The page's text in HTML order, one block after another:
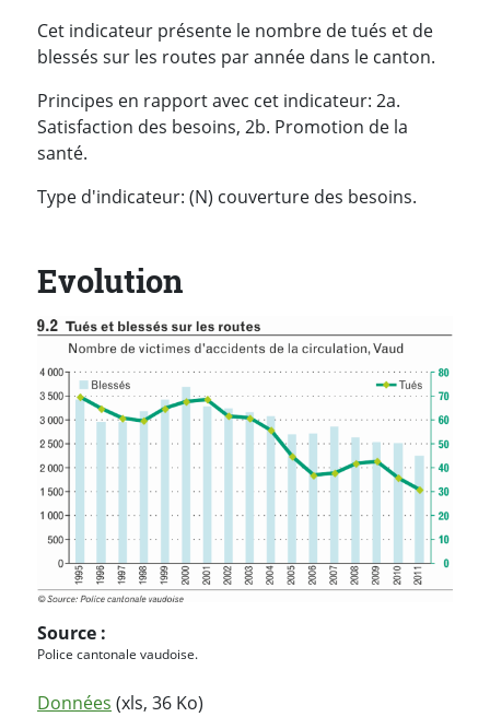
Cet indicateur présente le nombre de tués et de
blessés sur les routes par année dans le canton.
Principes en rapport avec cet indicateur: 2a.
Satisfaction des besoins, 2b. Promotion de la
santé.
Type d'indicateur: (N) couverture des besoins.
Evolution
Source :
Police cantonale vaudoise.
Données (xls, 36 Ko)